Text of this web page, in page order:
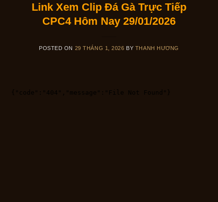
Link Xem Clip Đá Gà Trực Tiếp
CPC4 Hôm Nay 29/01/2026
POSTED ON 29 THÁNG 1, 2026 BY THANH HƯƠNG